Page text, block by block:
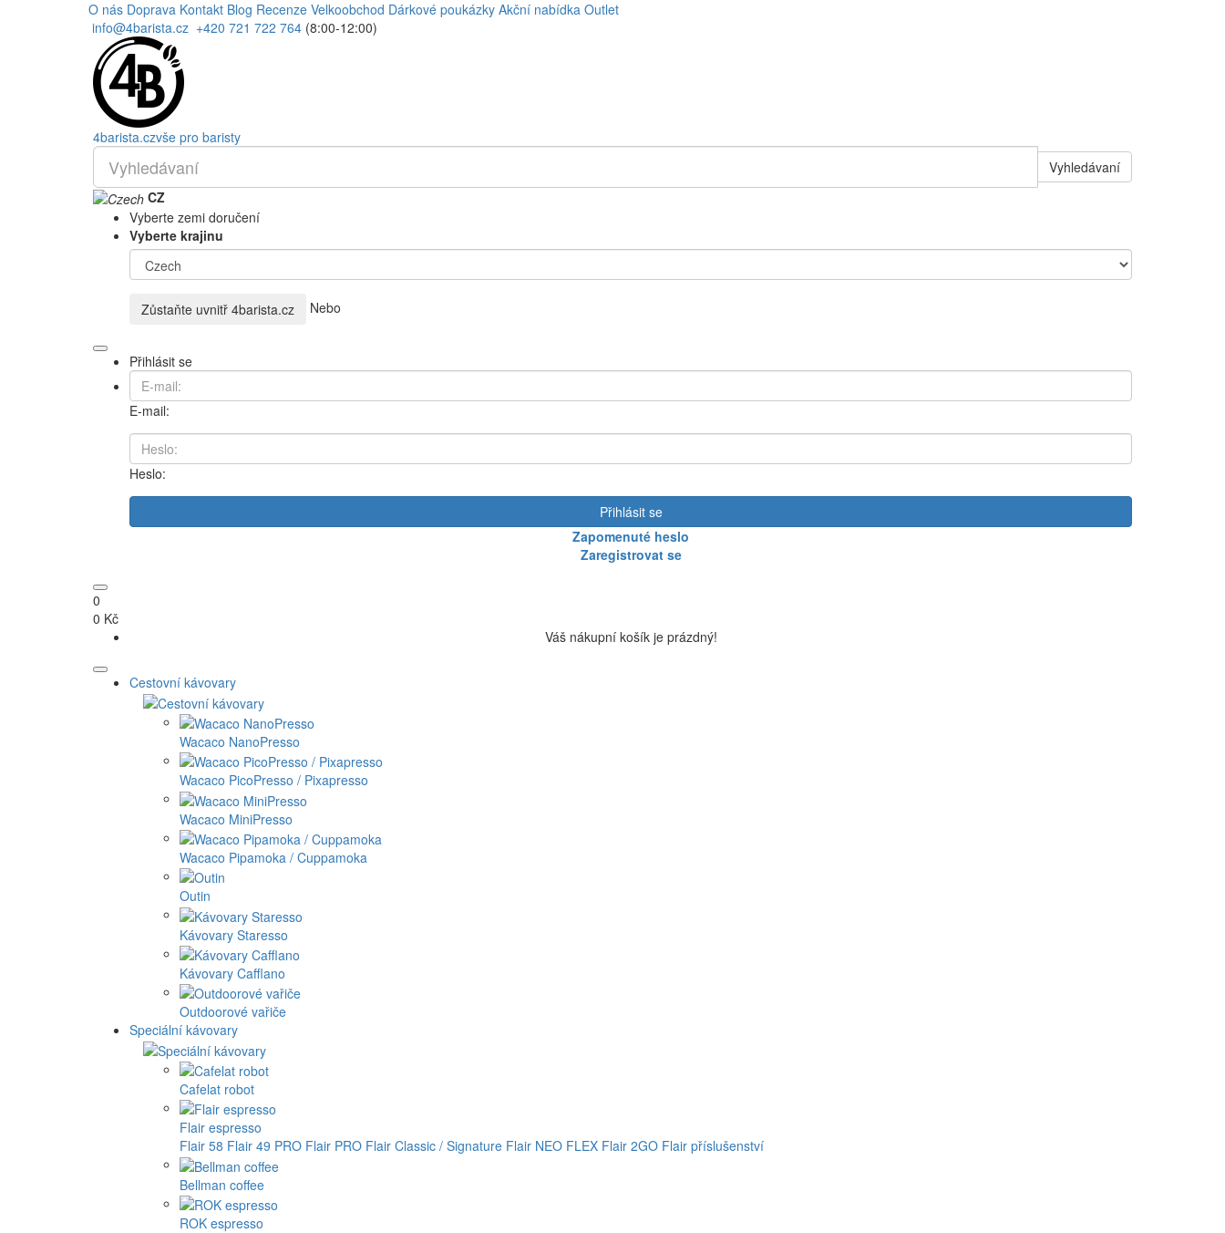
O nás Doprava Kontakt Blog Recenze Velkoobchod Dárkové poukázky Akční nabídka Outlet
info@4barista.cz +420 721 722 764 (8:00-12:00)
4barista.czvše pro baristy
Vyhledávaní
CZ
Vyberte zemi doručení
Vyberte krajinu
Zůstaňte uvnitř 4barista.cz Nebo
Přihlásit se
E-mail:
Heslo:
Přihlásit se
Zapomenuté heslo
Zaregistrovat se
0
0 Kč
Váš nákupní košík je prázdný!
Cestovní kávovary
Wacaco NanoPresso
Wacaco PicoPresso / Pixapresso
Wacaco MiniPresso
Wacaco Pipamoka / Cuppamoka
Outin
Kávovary Staresso
Kávovary Cafflano
Outdoorové vařiče
Speciální kávovary
Cafelat robot
Flair espresso
Flair 58 Flair 49 PRO Flair PRO Flair Classic / Signature Flair NEO FLEX Flair 2GO Flair příslušenství
Bellman coffee
ROK espresso